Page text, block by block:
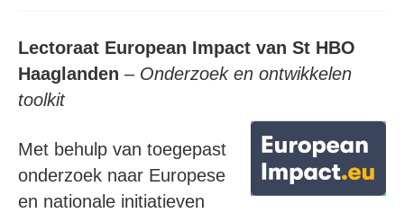
Lectoraat European Impact van St HBO
Haaglanden – Onderzoek en ontwikkelen
toolkit
Met behulp van toegepast
onderzoek naar Europese
en nationale initiatieven